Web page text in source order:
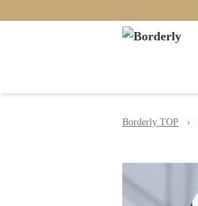
Borderly TOP ›